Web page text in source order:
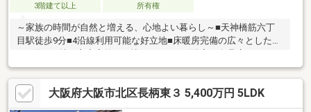
3階建て以上 所有権
～家族の時間が自然と増える、心地よい暮らし～■天神橋筋六丁
目駅徒歩9分■4沿線利用可能な好立地■床暖房完備の広々とした
納戸など充実の設備＆収納力■ワンボックスカーも駐車可能なカ
ースペース■2011年築のフルオーダー住宅（現在空室、即引渡し
可能）■保育園・幼稚園・小学校・中学校が近く【上場企業グル
ープの不動産部門・なんぼや不動産】まずは資料から→オレンジ
大阪府大阪市北区長柄東３ 5,400万円 5LDK